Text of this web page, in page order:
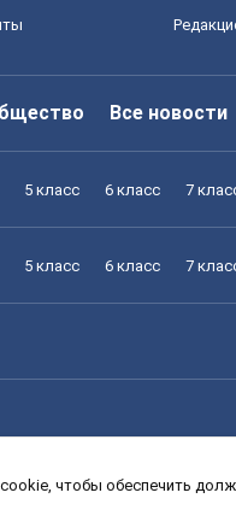
Все новости
5 класс 6 класс 7
5 класс 6 класс 7
5 класс 6 класс 7
чтобы обеспечить